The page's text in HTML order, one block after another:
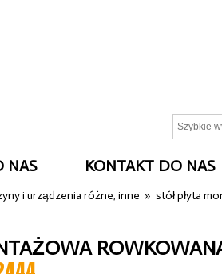
NAS KONTAKT DO NAS
i urządzenia różne, inne »stół płyta